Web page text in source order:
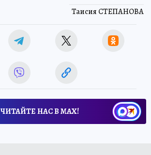
Таисия СТЕПАНОВА
ЧИТАЙТЕ НАС В МАХ!